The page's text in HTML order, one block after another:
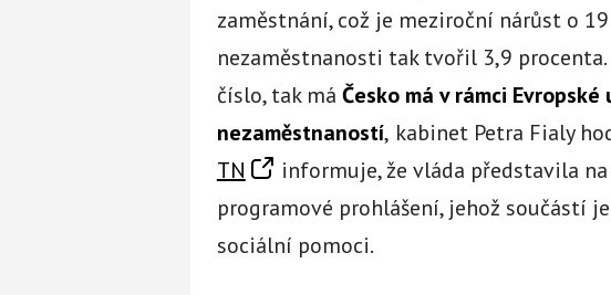
zaměstnání, což je meziroční nárůst o
nezaměstnanosti tak tvořil 3,9
číslo, tak má Česko má v rámci
nezaměstnaností, kabinet Petra Fialy
TN
informuje, že vláda představila
programové prohlášení, jehož součástí
sociální pomoci.